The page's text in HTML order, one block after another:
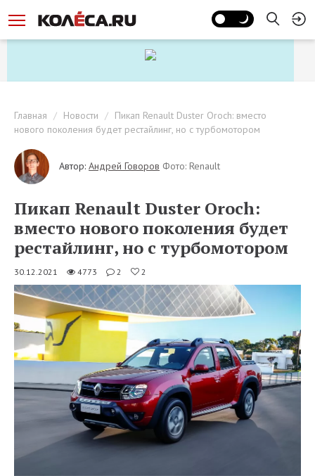
Главная Новости
Пикап Renault Duster Oroch: вместо
нового поколения будет рестайлинг, но с турбомотором
Автор: Андрей Говоров Фото: Renault
Пикап Renault Duster Oroch:
вместо нового поколения будет
рестайлинг, но с турбомотором
30.12.2021 4773 2 2